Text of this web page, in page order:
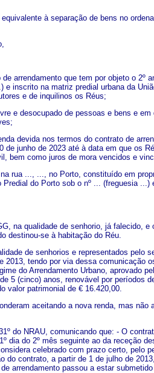
à separação de bens no
arrendamento que tem por objeto o 2º
inscrito na matriz predial urbana da
e de inquilinos os Réus;
e desocupado de pessoas e bens e
devida nos termos do contrato de
junho de 2023 até à data em que os
bem como juros de mora vencidos e
rua ..., ..., no Porto, constituído em
do Porto sob o nº ... (freguesia ...)
na qualidade de senhorio, já falecido, e
destinou-se à habitação do Réu.
de senhorios e representados pelo
tendo por via dessa comunicação
do Arrendamento Urbano, aprovado
5 (cinco) anos, renovável por períodos
valor patrimonial de € 16.420,00.
aceitando a nova renda, mas não
do NRAU, comunicando que: - O
dia do 2º mês seguinte ao da receção
celebrado com prazo certo, pelo
contrato, a partir de 1 de julho de
arrendamento passou a estar